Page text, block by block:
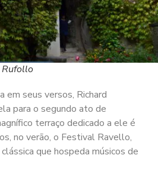
em seus versos, Richard
para o segundo ato de
terraço dedicado a ele é
no verão, o Festival Ravello,
que hospeda músicos de